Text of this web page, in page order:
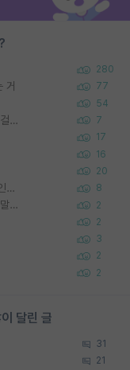
280
거 77
54
왜 후배가 못하는걸 교수님은 내 책임으로 돌리는걸까요? 7
17
16
20
박사진학하기에 2억은 괜찮은 (?) 정도의 경제력인가요 8
타대학원 컨텍 준비중인데, 지도교수님께는 언제 말씀드려야 할까요? 2
2
3
2
2
달린 글
31
21